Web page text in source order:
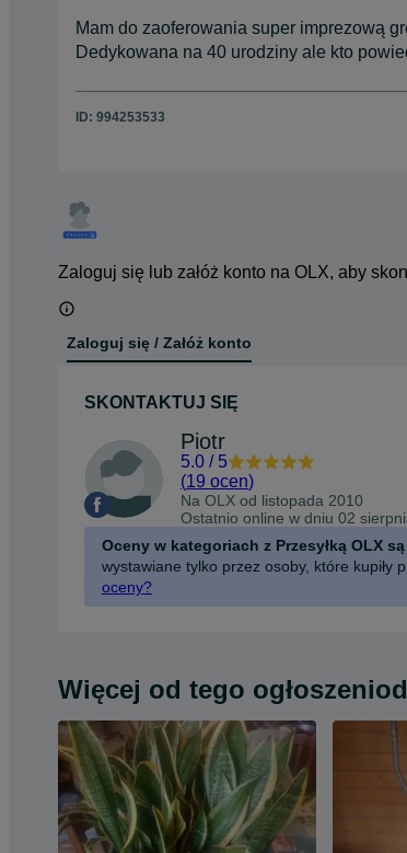
Mam do zaoferowania super imprezową
Dedykowana na 40 urodziny ale kto
ID: 994253533
Zaloguj się lub załóż konto na OLX, aby
Zaloguj się / Załóż konto
SKONTAKTUJ SIĘ
Piotr
5.0 / 5
(19 ocen)
Na OLX od listopada 2010
Ostatnio online w dniu 02
Oceny w kategoriach z Przesyłką OLX
wystawiane tylko przez osoby, które kupiły
oceny?
Więcej od tego